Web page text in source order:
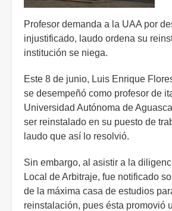
Profesor demanda a la UAA por
injustificado, laudo ordena su
institución se niega.
Este 8 de junio, Luis Enrique
se desempeñó como profesor de
Universidad Autónoma de
ser reinstalado en su puesto de
laudo que así lo resolvió.
Sin embargo, al asistir a la
Local de Arbitraje, fue notificado
de la máxima casa de estudios
reinstalación, pues ésta promovió